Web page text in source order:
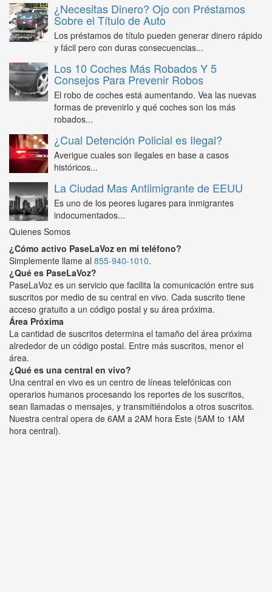
¿Necesitas Dinero? Ojo con Préstamos
Sobre el Título de Auto
Los préstamos de título pueden generar dinero rápido
y fácil pero con duras consecuencias...
Los 10 Coches Más Robados Y 5
Consejos Para Prevenir Robos
El robo de coches está aumentando. Vea las nuevas
formas de prevenirlo y qué coches son los más
robados...
¿Cual Detención Policial es Ilegal?
Averigue cuales son ilegales en base a casos
históricos...
La Ciudad Mas Antiimigrante de EEUU
Es uno de los peores lugares para inmigrantes
indocumentados...
Quienes Somos
¿Cómo activo PaseLaVoz en mi teléfono?
Simplemente llame al 855-940-1010.
¿Qué es PaseLaVoz?
PaseLaVoz es un servicio que facilita la comunicación entre sus
suscritos por medio de su central en vivo. Cada suscrito tiene
acceso gratuito a un código postal y su área próxima.
Área Próxima
La cantidad de suscritos determina el tamaño del área próxima
alrededor de un código postal. Entre más suscritos, menor el
área.
¿Qué es una central en vivo?
Una central en vivo es un centro de líneas telefónicas con
operarios humanos procesando los reportes de los suscritos,
sean llamadas o mensajes, y transmitiéndolos a otros suscritos.
Nuestra central opera de 6AM a 2AM hora Este (5AM to 1AM
hora central).